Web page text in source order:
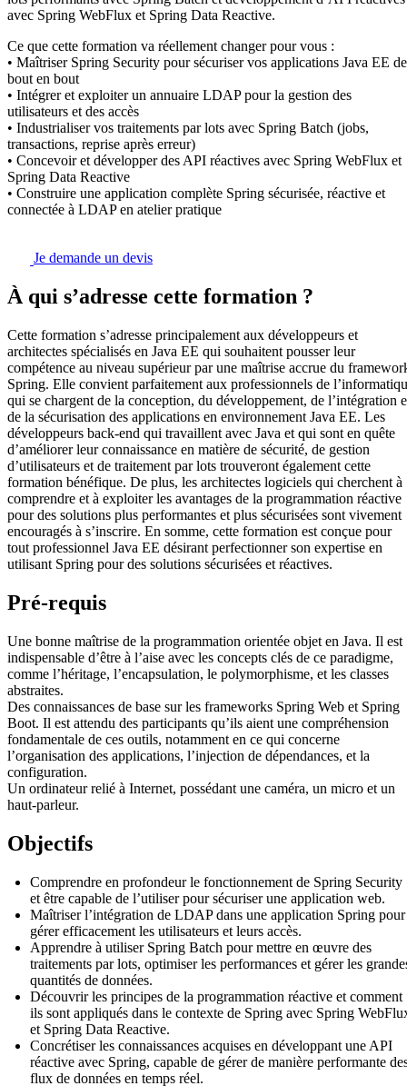
avec Spring WebFlux et Spring Data Reactive.
Ce que cette formation va réellement changer pour vous :
• Maîtriser Spring Security pour sécuriser vos applications Java EE de
bout en bout
• Intégrer et exploiter un annuaire LDAP pour la gestion des
utilisateurs et des accès
• Industrialiser vos traitements par lots avec Spring Batch (jobs,
transactions, reprise après erreur)
• Concevoir et développer des API réactives avec Spring WebFlux et
Spring Data Reactive
• Construire une application complète Spring sécurisée, réactive et
connectée à LDAP en atelier pratique
Je demande un devis
À qui s’adresse cette formation ?
Cette formation s’adresse principalement aux développeurs et
architectes spécialisés en Java EE qui souhaitent pousser leur
compétence au niveau supérieur par une maîtrise accrue du
Spring. Elle convient parfaitement aux professionnels de
qui se chargent de la conception, du développement, de l’intégration
de la sécurisation des applications en environnement Java EE. Les
développeurs back-end qui travaillent avec Java et qui sont en quête
d’améliorer leur connaissance en matière de sécurité, de gestion
d’utilisateurs et de traitement par lots trouveront également cette
formation bénéfique. De plus, les architectes logiciels qui cherchent à
comprendre et à exploiter les avantages de la programmation réactive
pour des solutions plus performantes et plus sécurisées sont vivement
encouragés à s’inscrire. En somme, cette formation est conçue pour
tout professionnel Java EE désirant perfectionner son expertise en
utilisant Spring pour des solutions sécurisées et réactives.
Pré-requis
Une bonne maîtrise de la programmation orientée objet en Java. Il est
indispensable d’être à l’aise avec les concepts clés de ce paradigme,
comme l’héritage, l’encapsulation, le polymorphisme, et les classes
abstraites.
Des connaissances de base sur les frameworks Spring Web et Spring
Boot. Il est attendu des participants qu’ils aient une compréhension
fondamentale de ces outils, notamment en ce qui concerne
l’organisation des applications, l’injection de dépendances, et la
configuration.
Un ordinateur relié à Internet, possédant une caméra, un micro et un
haut-parleur.
Objectifs
Comprendre en profondeur le fonctionnement de Spring Security
et être capable de l’utiliser pour sécuriser une application web.
Maîtriser l’intégration de LDAP dans une application Spring pour
gérer efficacement les utilisateurs et leurs accès.
Apprendre à utiliser Spring Batch pour mettre en œuvre des
traitements par lots, optimiser les performances et gérer les
quantités de données.
Découvrir les principes de la programmation réactive et comment
ils sont appliqués dans le contexte de Spring avec Spring
et Spring Data Reactive.
Concrétiser les connaissances acquises en développant une API
réactive avec Spring, capable de gérer de manière performante
flux de données en temps réel.